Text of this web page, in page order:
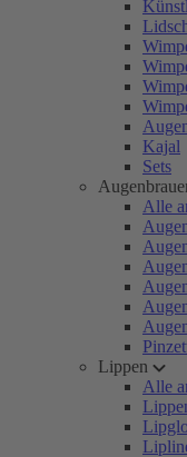
Kajal
Sets
Alle
Lippen
Alle